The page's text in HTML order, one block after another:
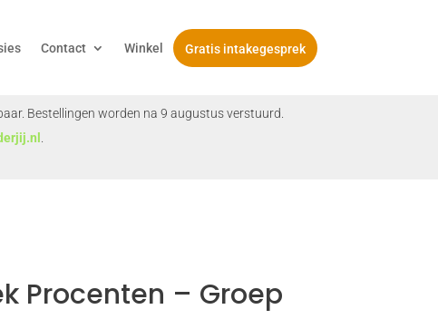
Contact Winkel Gratis intakegesprek
Bestellingen worden na 9 augustus verstuurd.
.
Procenten – Groep